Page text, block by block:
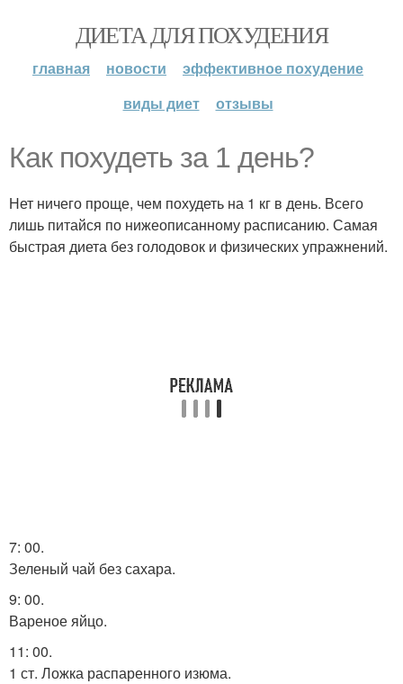
ДИЕТА ДЛЯ ПОХУДЕНИЯ
главная новости
эффективное похудение
виды диет
отзывы
Как похудеть за 1 день?
Нет ничего проще, чем похудеть на 1 кг в день. Всего
лишь питайся по нижеописанному расписанию. Самая
быстрая диета без голодовок и физических упражнений.
7: 00.
Зеленый чай без сахара.
9: 00.
Вареное яйцо.
11: 00.
1 ст. Ложка распаренного изюма.